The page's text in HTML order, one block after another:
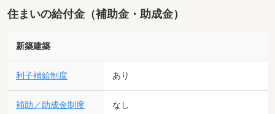
住まいの給付金（補助金・助成金）
新築建築
利子補給制度 あり
補助／助成金制度 なし